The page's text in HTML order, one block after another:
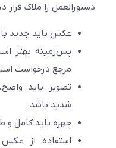
را ملاک قرار دهید و
عکس باید جدید باشد و
پس‌زمینه بهتر است ساده
مرجع درخواست استاندارد
تصویر باید واضح، بدون
شدید باشد.
چهره باید کامل و طبیعی
استفاده از عکس